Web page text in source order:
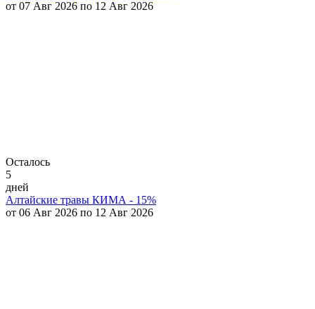
от 07 Авг 2026 по 12 Авг 2026
Осталось
5
дней
Алтайские травы КИМА - 15%
от 06 Авг 2026 по 12 Авг 2026